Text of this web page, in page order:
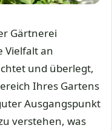
Gärtnerei
Vielfalt an
und überlegt,
Ihres Gartens
Ausgangspunkt
verstehen, was